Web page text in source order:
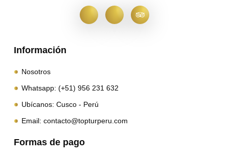
Información
Nosotros
Whatsapp: (+51) 956 231 632
Ubícanos: Cusco - Perú
Email: contacto@topturperu.com
Formas de pago